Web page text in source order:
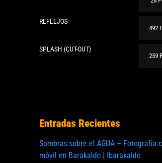
REFLEJOS
492
SPLASH (CUT-OUT)
259
Entradas Recientes
Sombras sobre el AGUA – Fotografía
móvil en Barakaldo | Ibarakaldo